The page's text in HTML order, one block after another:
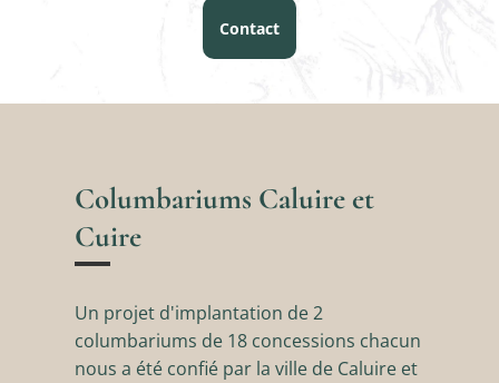
Contact
Columbariums Caluire et
Cuire
Un projet d'implantation de 2
columbariums de 18 concessions chacun
nous a été confié par la ville de Caluire et